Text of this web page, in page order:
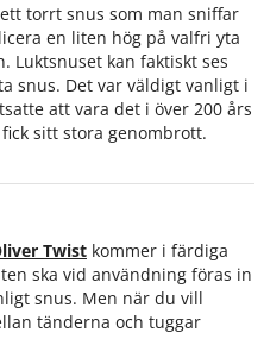
torrt snus som man sniffar
en liten hög på valfri yta
Luktsnuset kan faktiskt ses
snus. Det var väldigt vanligt i
att vara det i över 200 års
sitt stora genombrott.
Twist kommer i färdiga
ska vid användning föras in
snus. Men när du vill
tänderna och tuggar